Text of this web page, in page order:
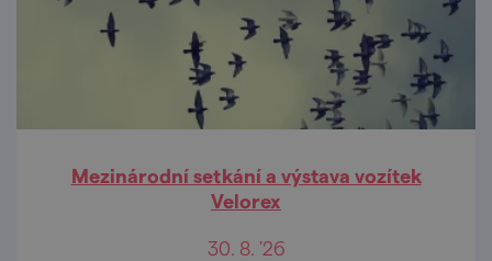
Mezinárodní setkání a výstava vozítek
Velorex
30. 8. '26